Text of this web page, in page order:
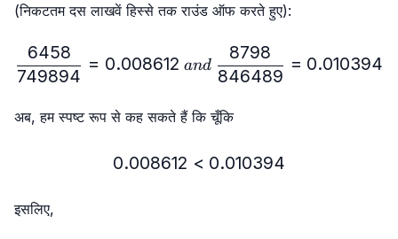
(निकटतम दस लाखवें हिस्से तक राउंड ऑफ करते हुए):
749894
6458
= 0.008612 and 846489
8798
= 0.010394
अब, हम स्पष्ट रूप से कह सकते हैं कि चूँकि
0.008612 < 0.010394
0.008612 < 0.010394
इसलिए,